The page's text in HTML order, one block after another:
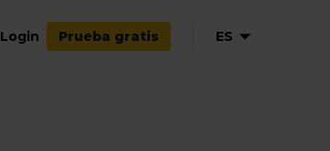
Login Prueba gratis ES